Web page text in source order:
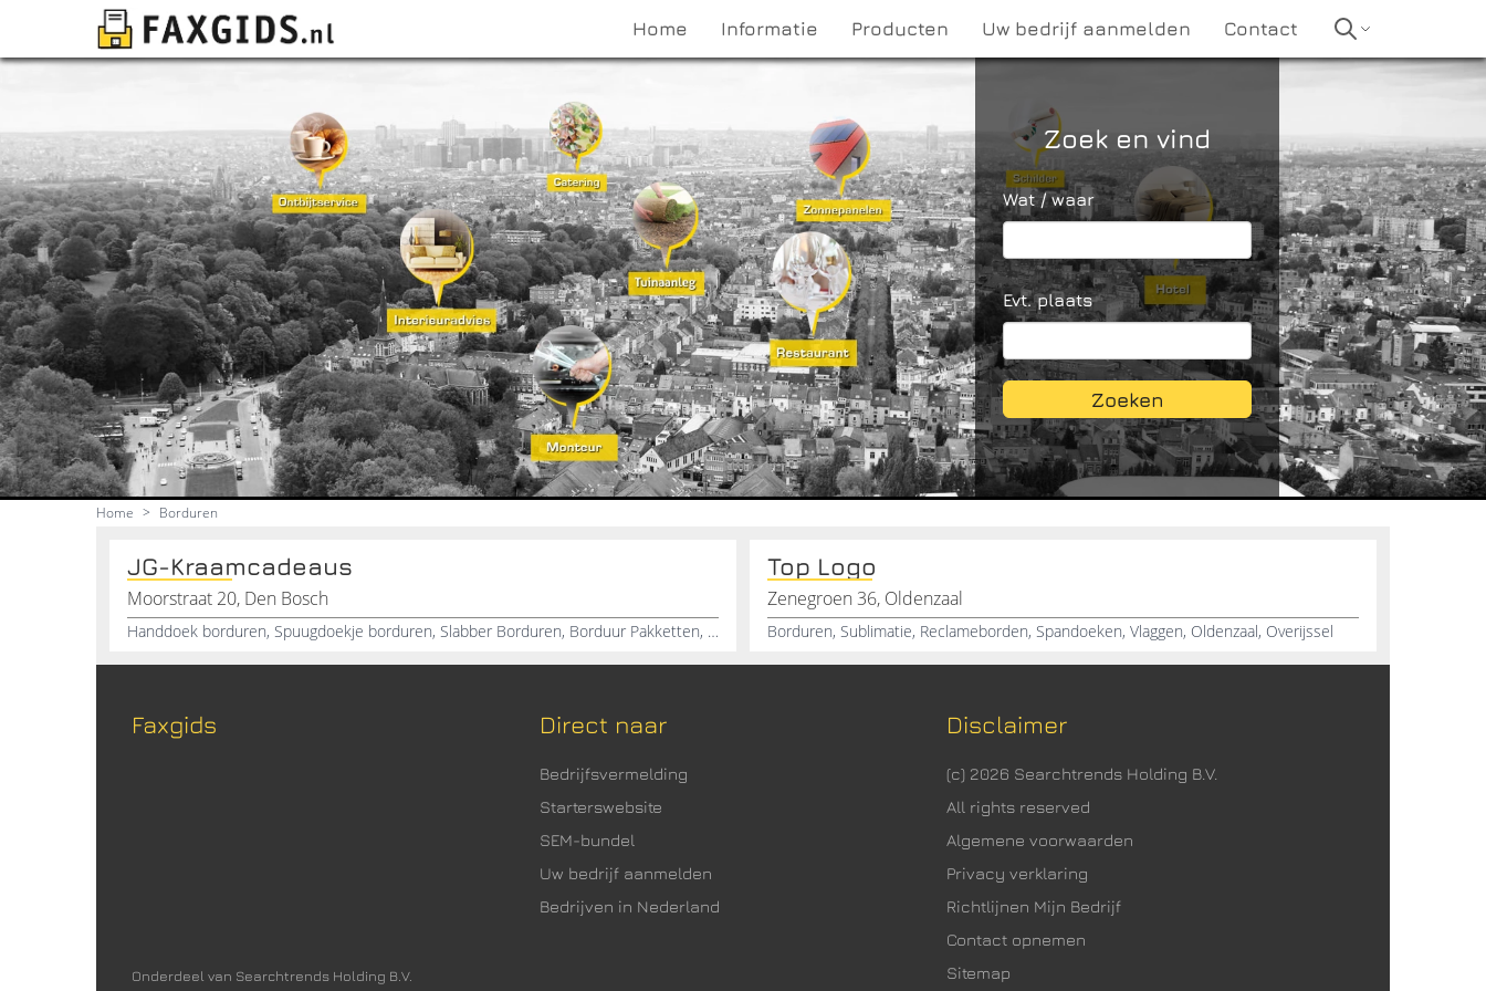
Home Informatie Producten Uw bedrijf aanmelden Contact
Zoek en vind
Wat / waar
Evt. plaats
Zoeken
Home > Borduren
JG-Kraamcadeaus
Moorstraat 20, Den Bosch
Handdoek borduren, Spuugdoekje borduren, Slabber Borduren, Borduur Pakketten, Luiertaart, Online&nbsp:webwinkel voor Kraammanden, Trappelzak Borduren, Kraamcadeau, Kraammanden voor Meisjes, Kraammanden voor Jongens
Top Logo
Zenegroen 36, Oldenzaal
Borduren, Sublimatie, Reclameborden, Spandoeken, Vlaggen, Oldenzaal, Overijssel
Faxgids
Onderdeel van Searchtrends Holding B.V.
Direct naar
Bedrijfsvermelding
Starterswebsite
SEM-bundel
Uw bedrijf aanmelden
Bedrijven in Nederland
Disclaimer
(c) 2026 Searchtrends Holding B.V.
All rights reserved
Algemene voorwaarden
Privacy verklaring
Richtlijnen Mijn Bedrijf
Contact opnemen
Sitemap